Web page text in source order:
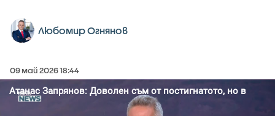
Любомир Огнянов
09 май 2026 18:44